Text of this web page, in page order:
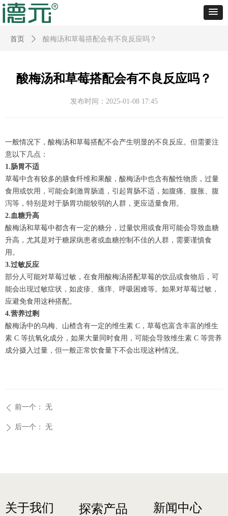
首页 ꄲ 酸梅汤和草莓搭配会有不良反应吗？
酸梅汤和草莓搭配会有不良反应吗？
一般情况下，酸梅汤和草莓搭配不会产生明显的不良反应。但需要注
意以下几点：
1.肠胃不适
草莓中含有较多的膳食纤维和果酸，酸梅汤中也含有酸性物质，过量
食用或饮用，可能会刺激胃肠道，引起胃肠不适，如腹痛、腹胀、腹
泻等，特别是对于肠胃功能较弱的人群，更应适量食用。
2.血糖升高
酸梅汤和草莓中都含有一定的糖分，过量饮用或食用可能会导致血糖
升高，尤其是对于糖尿病患者或血糖控制不佳的人群，需要谨慎食
用。
3.过敏反应
部分人可能对草莓过敏，在食用酸梅汤搭配草莓的饮品或食物后，可
能会出现过敏症状，如皮疹、瘙痒、呼吸困难等。如果对草莓过敏，
应避免食用这种搭配。
4.营养过剩
酸梅汤中的乌梅、山楂含有一定的维生素 C，草莓也富含丰富的维生
素 C 等抗氧化成分，如果大量同时食用，可能会导致维生素 C 等营养
成分摄入过量，但一般正常饮食量下不会出现这种情况。
ꄴ 前一个： 无
ꄲ 后一个： 无
发布时间： 2025-01-08 17:45
关于我们 探索产品 新闻中心